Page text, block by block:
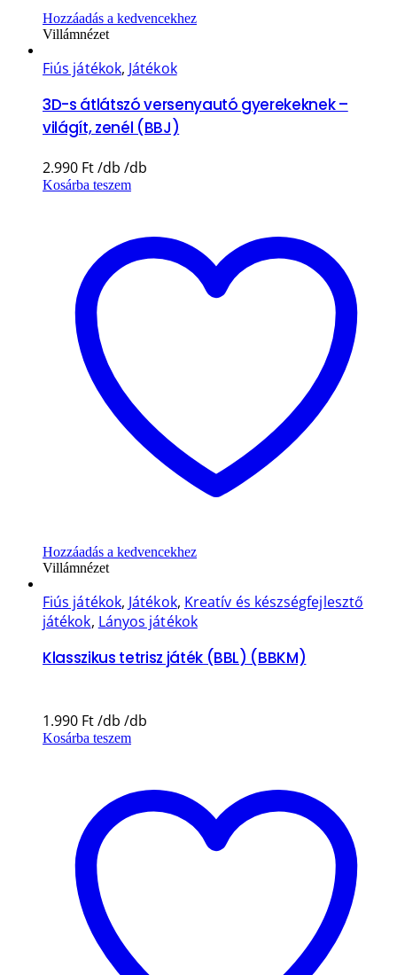
Hozzáadás a kedvencekhez
Villámnézet
Fiús játékok, Játékok
3D-s átlátszó versenyautó gyerekeknek –
világít, zenél (BBJ)
2.990 Ft
Kosárba teszem
Hozzáadás a kedvencekhez
Villámnézet
Fiús játékok, Játékok, Kreatív és készségfejlesztő
játékok, Lányos játékok
Klasszikus tetrisz játék (BBL) (BBKM)
1.990 Ft
Kosárba teszem